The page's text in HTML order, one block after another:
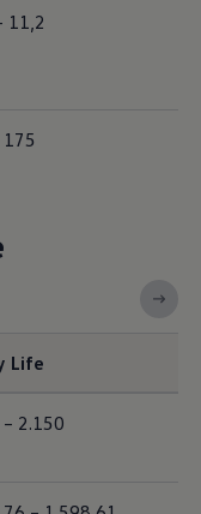
11,2
Life
2.150